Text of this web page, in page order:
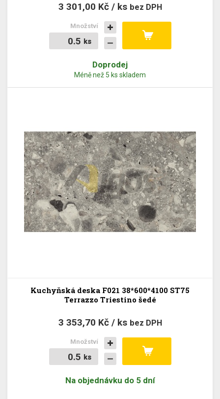
3 301,00 Kč / ks bez DPH
ks
ks
Množství
Doprodej
Méně než 5 ks skladem
Kuchyňská deska F021 38*600*4100 ST75
Terrazzo Triestino šedé
3 353,70 Kč / ks bez DPH
ks
ks
Množství
Na objednávku do 5 dní